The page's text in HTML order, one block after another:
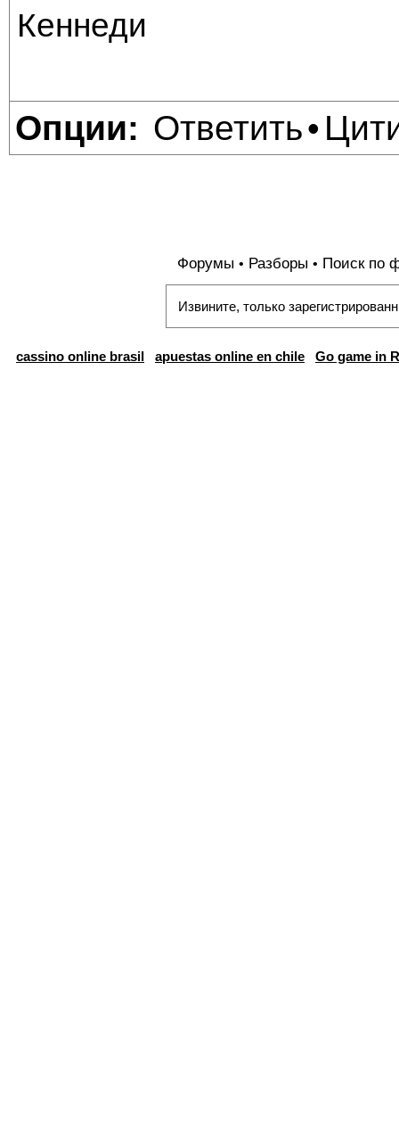
Кеннеди
Опции: Ответить•
Форумы • Разборы • Поиск по
Извините, только
cassino online brasil apuestas online en chile Go game in